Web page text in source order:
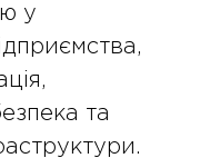
у
та